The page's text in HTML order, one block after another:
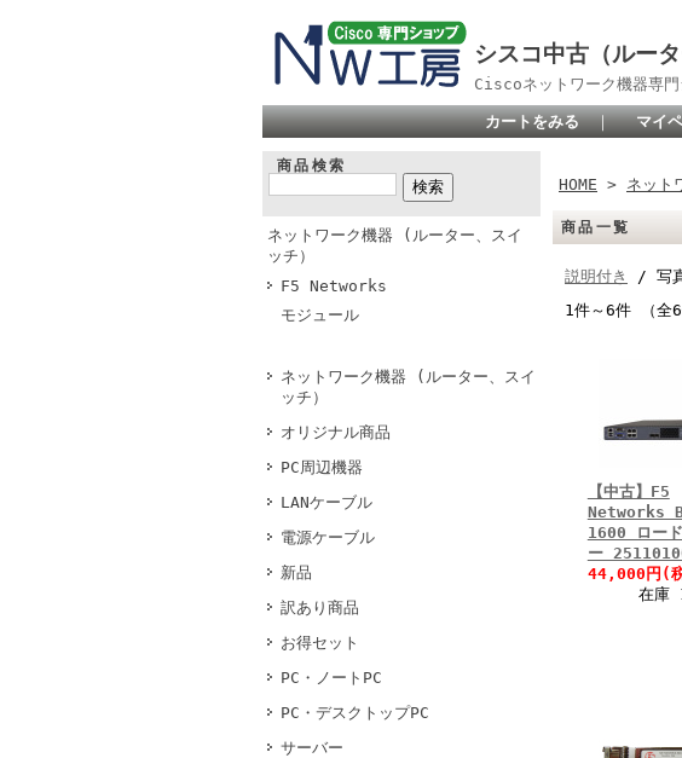
シスコ中古（ルー
Ciscoネットワーク機器専門
カートをみる ｜ マイ
商品検索
ネットワーク機器 (ルーター、スイ
ッチ）
F5 Networks
モジュール
ネットワーク機器 (ルーター、スイ
ッチ）
オリジナル商品
PC周辺機器
LANケーブル
電源ケーブル
新品
訳あり商品
お得セット
PC・ノートPC
PC・デスクトップPC
サーバー
HOME > ネット
商品一覧
説明付き
/ 写
1件～6件 （全6
【中古】F5
Networks
1600 ロー
ー
44,000円(
在庫